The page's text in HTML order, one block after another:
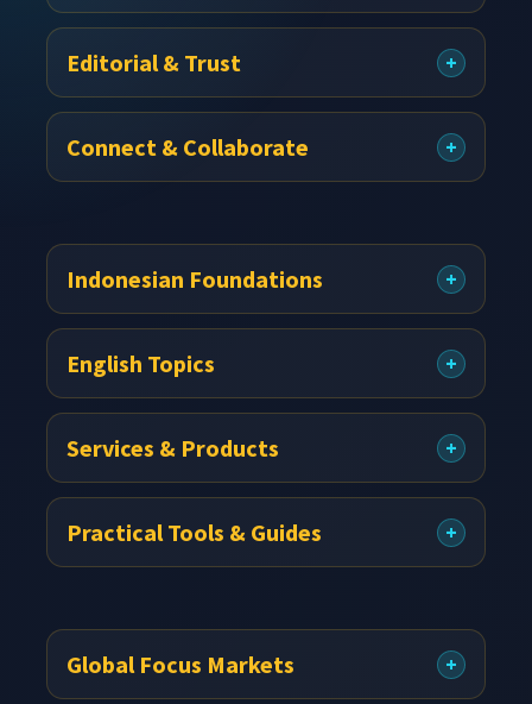
Footer
Editorial & Trust
Connect & Collaborate
Indonesian Foundations
English Topics
Services & Products
Practical Tools & Guides
Global Focus Markets